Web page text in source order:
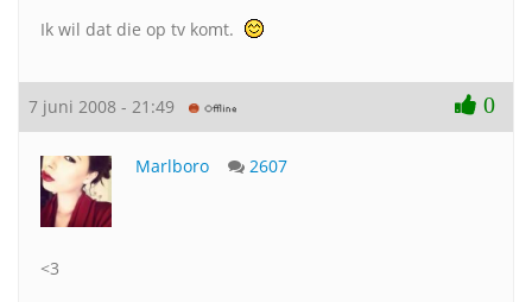
Ik wil dat die op tv komt.
7 juni 2008 - 21:49 0
Marlboro 2607
<3